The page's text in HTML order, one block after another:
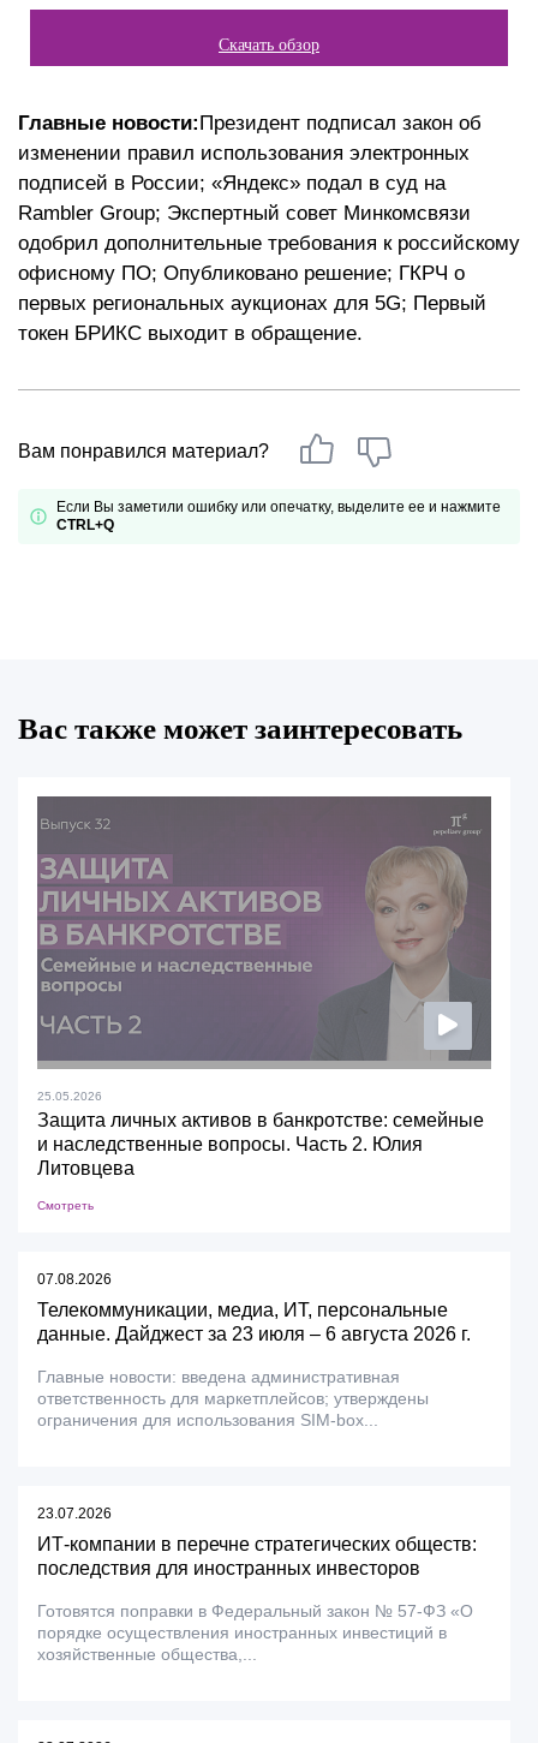
Скачать обзор
Главные новости:Президент подписал закон об
изменении правил использования электронных
подписей в России; «Яндекс» подал в суд на
Rambler Group; Экспертный совет Минкомсвязи
одобрил дополнительные требования к российскому
офисному ПО; Опубликовано решение; ГКРЧ о
первых региональных аукционах для 5G; Первый
токен БРИКС выходит в обращение.
Вам понравился материал?
Если Вы заметили ошибку или опечатку, выделите ее и нажмите
CTRL+Q
Вас также может заинтересовать
25.05.2026
Защита личных активов в банкротстве: семейные
и наследственные вопросы. Часть 2. Юлия
Литовцева
Смотреть
07.08.2026
Телекоммуникации, медиа, ИТ, персональные
данные. Дайджест за 23 июля – 6 августа 2026 г.
Главные новости: введена административная
ответственность для маркетплейсов; утверждены
ограничения для использования SIM-box...
23.07.2026
ИТ-компании в перечне стратегических обществ:
последствия для иностранных инвесторов
Готовятся поправки в Федеральный закон № 57-ФЗ «О
порядке осуществления иностранных инвестиций в
хозяйственные общества,...